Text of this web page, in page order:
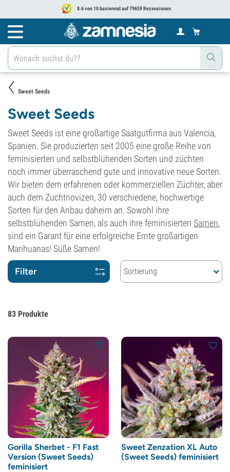
8.6 von 10 basierend auf 79659 Rezensionen
Sweet Seeds
Sweet Seeds
Sweet Seeds ist eine großartige Saatgutfirma aus Valencia,
Spanien. Sie produzierten seit 2005 eine große Reihe von
feminisierten und selbstblühenden Sorten und züchten
noch immer überraschend gute und innovative neue Sorten.
Wir bieten dem erfahrenen oder kommerziellen Züchter, aber
auch dem Zuchtnovizen, 30 verschiedene, hochwertige
Sorten für den Anbau daheim an. Sowohl ihre
selbstblühenden Samen, als auch ihre feminisierten Samen,
sind ein Garant für eine erfolgreiche Ernte großartigen
Marihuanas! Süße Samen!
Filter Sortierung
83 Produkte
Gorilla Sherbet - F1 Fast
Version (Sweet Seeds)
feminisiert
Sweet Zenzation XL Auto
(Sweet Seeds) feminisiert